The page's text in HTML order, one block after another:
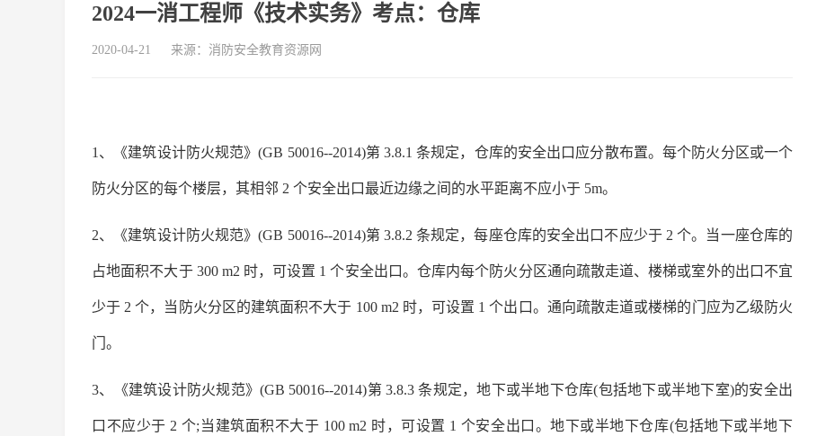
2024一消工程师《技术实务》考点：仓库
2020-04-21 来源： 消防安全教育资源网
1、《建筑设计防火规范》(GB 50016--2014)第 3.8.1 条规定，仓库的安全出口应分散布置。每个防火分区或一个
防火分区的每个楼层，其相邻 2 个安全出口最近边缘之间的水平距离不应小于 5m。
2、《建筑设计防火规范》(GB 50016--2014)第 3.8.2 条规定，每座仓库的安全出口不应少于 2 个。当一座仓库的
占地面积不大于 300 m2 时，可设置 1 个安全出口。仓库内每个防火分区通向疏散走道、楼梯或室外的出口不宜
少于 2 个，当防火分区的建筑面积不大于 100 m2 时，可设置 1 个出口。通向疏散走道或楼梯的门应为乙级防火
门。
3、《建筑设计防火规范》(GB 50016--2014)第 3.8.3 条规定，地下或半地下仓库(包括地下或半地下室)的安全出
口不应少于 2 个;当建筑面积不大于 100 m2 时，可设置 1 个安全出口。地下或半地下仓库(包括地下或半地下